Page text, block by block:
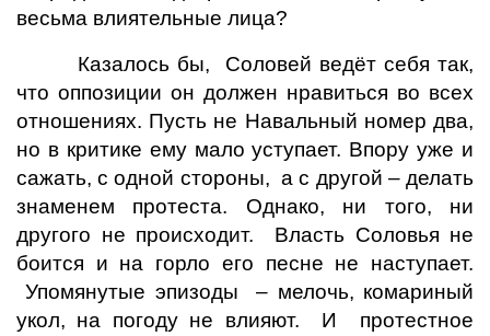
весьма влиятельные лица?
Казалось бы, Соловей ведёт себя так,
что оппозиции он должен нравиться во всех
отношениях. Пусть не Навальный номер два,
но в критике ему мало уступает. Впору уже и
сажать, с одной стороны, а с другой – делать
знаменем протеста. Однако, ни того, ни
другого не происходит. Власть Соловья не
боится и на горло его песне не наступает.
Упомянутые эпизоды – мелочь, комариный
укол, на погоду не влияют. И протестное